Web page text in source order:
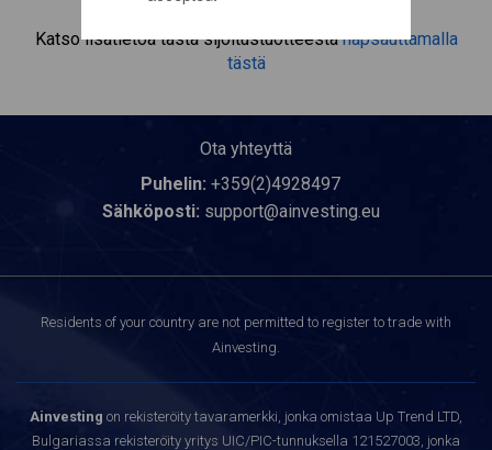
Katso lisätietoa tästä sijoitustuotteestanapsauttamalla
tästä
Ota yhteyttä
Puhelin: +359(2)4928497
Sähköposti: support@ainvesting.eu
Residents of your country are not permitted to register to trade with
Ainvesting.
Ainvesting on rekisteröity tavaramerkki, jonka omistaa Up Trend LTD,
Bulgariassa rekisteröity yritys UIC/PIC-tunnuksella 121527003, jonka